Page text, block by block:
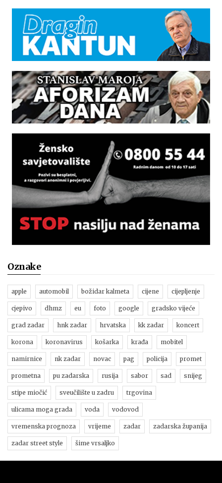
Oznake
apple automobil božidar kalmeta cijene cijepljenje
cjepivo dhmz eu foto google gradsko vijeće
grad zadar hnk zadar hrvatska kk zadar koncert
korona koronavirus košarka krađa mobitel
namirnice nk zadar novac pag policija promet
prometna pu zadarska rusija sabor sad snijeg
stipe miočić sveučilište u zadru trgovina
ulicama moga grada voda vodovod
vremenska prognoza vrijeme zadar zadarska županija
zadar street style šime vrsaljko